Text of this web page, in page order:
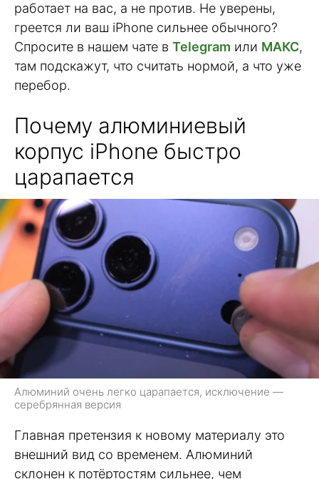
работает на вас, а не против. Не уверены,
греется ли ваш iPhone сильнее обычного?
Спросите в нашем чате в Telegram или МАКС,
там подскажут, что считать нормой, а что уже
перебор.
Почему алюминиевый
корпус iPhone быстро
царапается
Алюминий очень легко царапается, исключение —
серебрянная версия
Главная претензия к новому материалу это
внешний вид со временем. Алюминий
склонен к потёртостям сильнее, чем